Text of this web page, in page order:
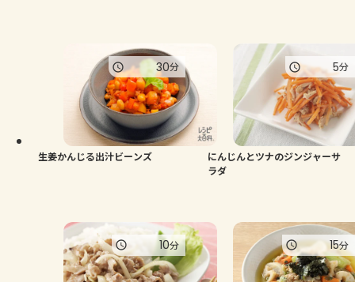
生姜かんじる出汁ビーンズ
30分
にんじんとツナのジンジャーサ
ラダ
5分
10分 15分